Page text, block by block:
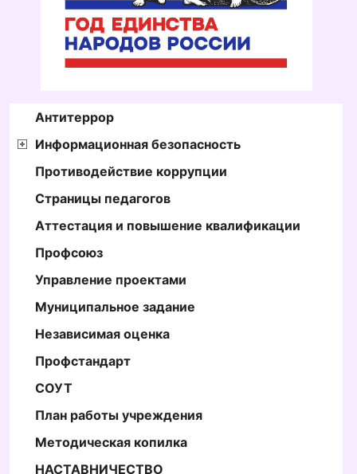
Антитеррор
Информационная безопасность
Противодействие коррупции
Страницы педагогов
Аттестация и повышение квалификации
Профсоюз
Управление проектами
Муниципальное задание
Независимая оценка
Профстандарт
СОУТ
План работы учреждения
Методическая копилка
НАСТАВНИЧЕСТВО